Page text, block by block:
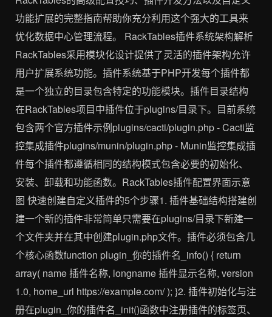
功能扩展的完整指南帮助你充分利用这个强大的工具来
优化数据中心管理流程。 RackTables插件系统架构解析
RackTables采用模块化设计提供了灵活的插件架构允许
用户扩展系统功能。插件系统基于PHP开发每个插件都
是一个独立的目录包含特定的功能模块。插件目录结构
在RackTables项目中插件位于plugins/目录下。目前系统
包含两个官方插件示例plugins/cacti/plugin.php - Cacti监
控集成插件plugins/munin/plugin.php - Munin监控集成插
件每个插件都遵循相同的结构模式包含必要的初始化、
安装、卸载和功能函数。RackTables插件配置界面示意
图 快速创建自定义插件的5个步骤1. 插件基础结构搭建创
建一个新的插件非常简单只需要在plugins/目录下新建一
个文件夹并在其中创建plugin.php文件。插件必须包含几
个核心函数function plugin_你的插件名_info() { return
array( name 插件名称, longname 插件显示名称, version
1.0, home_url https://example.com/ ); }2. 插件初始化与注
册在plugin_你的插件名_init()函数中注册插件的标签页、